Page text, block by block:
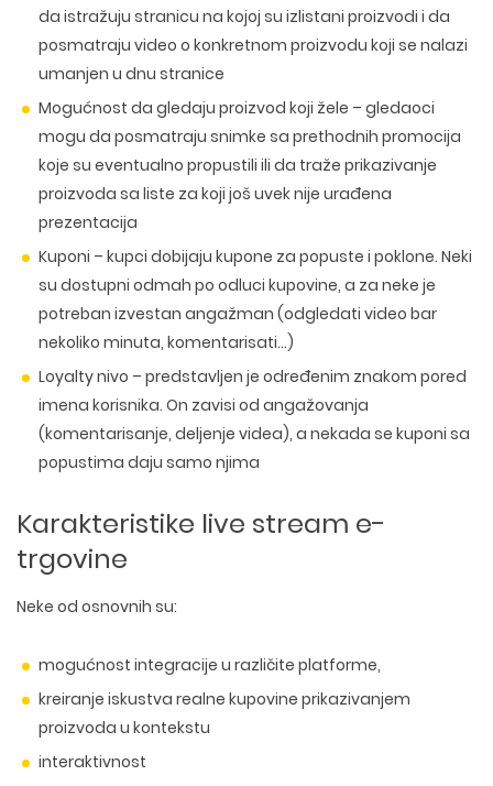
da istražuju stranicu na kojoj su izlistani proizvodi i da
posmatraju video o konkretnom proizvodu koji se nalazi
umanjen u dnu stranice
Mogućnost da gledaju proizvod koji žele – gledaoci
mogu da posmatraju snimke sa prethodnih promocija
koje su eventualno propustili ili da traže prikazivanje
proizvoda sa liste za koji još uvek nije urađena
prezentacija
Kuponi – kupci dobijaju kupone za popuste i poklone. Neki
su dostupni odmah po odluci kupovine, a za neke je
potreban izvestan angažman (odgledati video bar
nekoliko minuta, komentarisati…)
Loyalty nivo – predstavljen je određenim znakom pored
imena korisnika. On zavisi od angažovanja
(komentarisanje, deljenje videa), a nekada se kuponi sa
popustima daju samo njima
Karakteristike live stream e-
trgovine
Neke od osnovnih su:
mogućnost integracije u različite platforme,
kreiranje iskustva realne kupovine prikazivanjem
proizvoda u kontekstu
interaktivnost